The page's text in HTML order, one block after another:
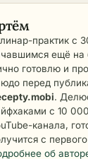
практик с
ещё на
готовлю и
перед
.
с 10
канала,
с
об